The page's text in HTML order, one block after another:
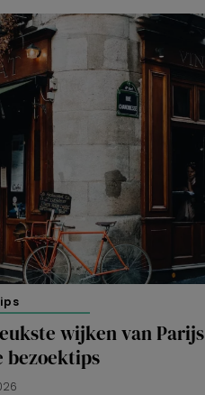
wijken van Parijs
bezoektips